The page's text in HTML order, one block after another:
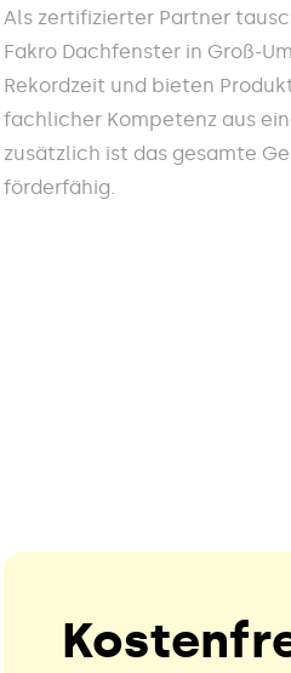
Als zertifizierter Partner
Fakro Dachfenster in Groß-
Rekordzeit und bieten
fachlicher Kompetenz aus
zusätzlich ist das gesamte
förderfähig.